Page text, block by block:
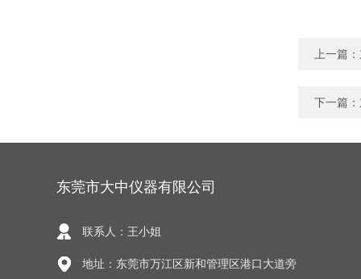
上一篇：
下一篇：
东莞市大中仪器有限公司
联系人：王小姐
地址：东莞市万江区新和管理区港口大道旁